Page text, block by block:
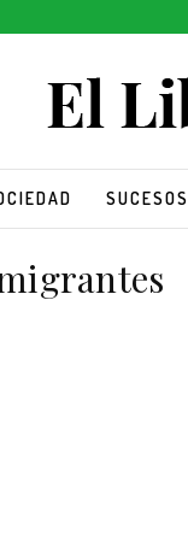
SUCESOS